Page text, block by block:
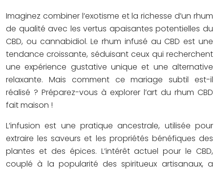
Imaginez combiner l’exotisme et la richesse d’un rhum
de qualité avec les vertus apaisantes potentielles du
CBD, ou cannabidiol. Le rhum infusé au CBD est une
tendance croissante, séduisant ceux qui recherchent
une expérience gustative unique et une alternative
relaxante. Mais comment ce mariage subtil est-il
réalisé ? Préparez-vous à explorer l’art du rhum CBD
fait maison !
L’infusion est une pratique ancestrale, utilisée pour
extraire les saveurs et les propriétés bénéfiques des
plantes et des épices. L’intérêt actuel pour le CBD,
couplé à la popularité des spiritueux artisanaux, a